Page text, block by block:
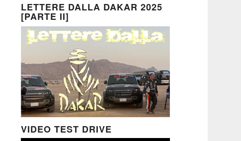
LETTERE DALLA DAKAR 2025
[PARTE II]
VIDEO TEST DRIVE